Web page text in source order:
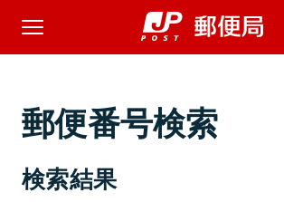
郵便番号検索
検索結果